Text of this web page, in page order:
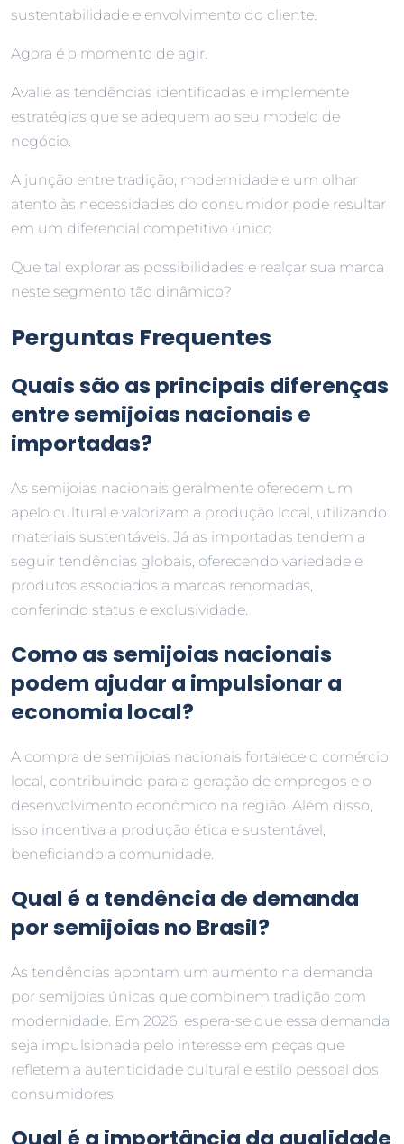
sustentabilidade e envolvimento do cliente.
Agora é o momento de agir.
Avalie as tendências identificadas e implemente
estratégias que se adequem ao seu modelo de
negócio.
A junção entre tradição, modernidade e um olhar
atento às necessidades do consumidor pode resultar
em um diferencial competitivo único.
Que tal explorar as possibilidades e realçar sua marca
neste segmento tão dinâmico?
Perguntas Frequentes
Quais são as principais diferenças
entre semijoias nacionais e
importadas?
As semijoias nacionais geralmente oferecem um
apelo cultural e valorizam a produção local, utilizando
materiais sustentáveis. Já as importadas tendem a
seguir tendências globais, oferecendo variedade e
produtos associados a marcas renomadas,
conferindo status e exclusividade.
Como as semijoias nacionais
podem ajudar a impulsionar a
economia local?
A compra de semijoias nacionais fortalece o comércio
local, contribuindo para a geração de empregos e o
desenvolvimento econômico na região. Além disso,
isso incentiva a produção ética e sustentável,
beneficiando a comunidade.
Qual é a tendência de demanda
por semijoias no Brasil?
As tendências apontam um aumento na demanda
por semijoias únicas que combinem tradição com
modernidade. Em 2026, espera-se que essa demanda
seja impulsionada pelo interesse em peças que
refletem a autenticidade cultural e estilo pessoal dos
consumidores.